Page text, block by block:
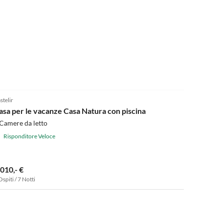
per le vacanze Casa Natura con piscina
da letto
Risponditore Veloce
€
/ 7 Notti